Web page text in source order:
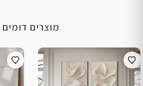
מוצרים דומים